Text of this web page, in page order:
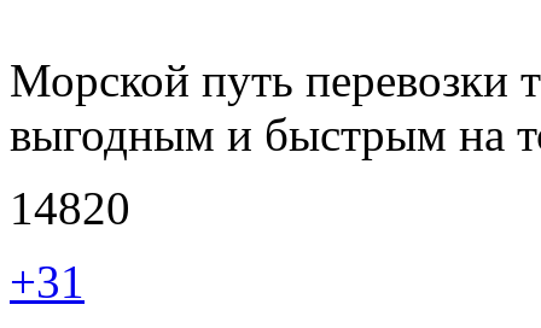
Морской путь перевозки
выгодным и быстрым на
14820
+31